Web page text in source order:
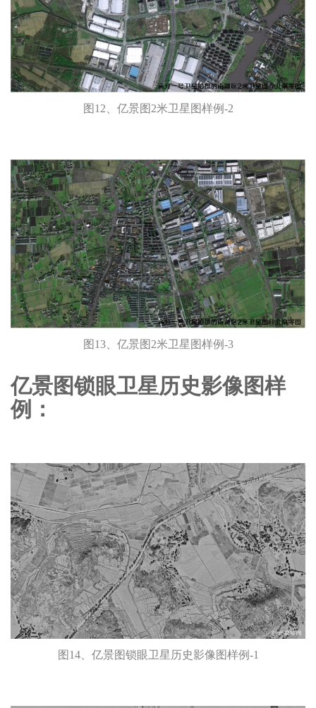
图12、亿景图2米卫星图样例-2
图13、亿景图2米卫星图样例-3
亿景图锁眼卫星历史影像图样
例：
图14、亿景图锁眼卫星历史影像图样例-1